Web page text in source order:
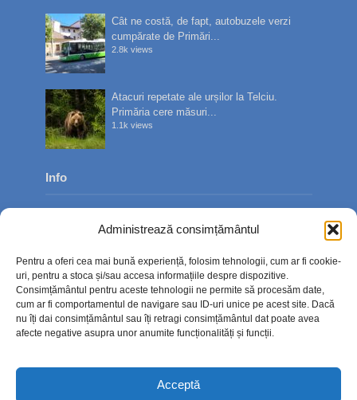
Administrează consimțământul
Pentru a oferi cea mai bună experiență, folosim tehnologii, cum ar fi cookie-
uri, pentru a stoca și/sau accesa informațiile despre dispozitive.
Consimțământul pentru aceste tehnologii ne permite să procesăm date,
cum ar fi comportamentul de navigare sau ID-uri unice pe acest site. Dacă
nu îți dai consimțământul sau îți retragi consimțământul dat poate avea
afecte negative asupra unor anumite funcționalități și funcții.
Acceptă
Cât ne costă, de fapt, autobuzele verzi
cumpărate de Primări...
2.8k views
Atacuri repetate ale urșilor la Telciu.
Primăria cere măsuri...
1.1k views
Info
Contact
Politica de confidențialitate
Politică cookie-uri (UE)